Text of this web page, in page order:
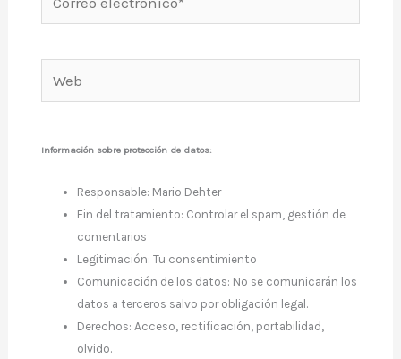
electrónico*
Información sobre protección de datos:
Responsable: Mario Dehter
Fin del tratamiento: Controlar el spam, gestión de
comentarios
Legitimación: Tu consentimiento
Comunicación de los datos: No se comunicarán los
datos a terceros salvo por obligación legal.
Derechos: Acceso, rectificación, portabilidad,
olvido.